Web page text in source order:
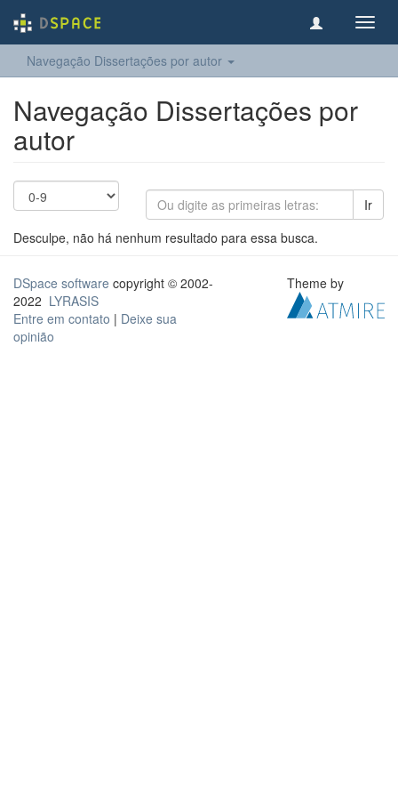
Navegação Dissertações por autor
Navegação Dissertações por
autor
Ir
Desculpe, não há nenhum resultado para essa busca.
DSpace software copyright © 2002-
2022 LYRASIS
Entre em contato | Deixe sua
opinião
Theme by